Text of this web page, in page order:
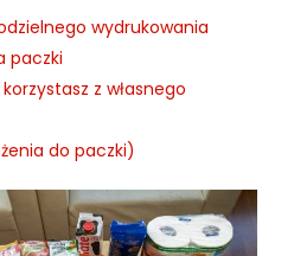
wydrukowania
paczki
z własnego
do paczki)